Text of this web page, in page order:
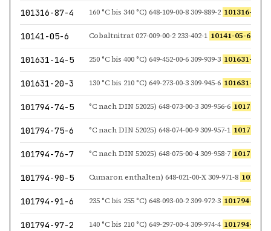
101316-87-4 160 °C bis 340 °C) 648-109-00-8 309-889-2 101316-87-4
10141-05-6 Cobaltnitrat 027-009-00-2 233-402-1 10141-05-6
101631-14-5 250 °C bis 400 °C) 649-452-00-6 309-939-3 101631-14-5
101631-20-3 130 °C bis 210 °C) 649-273-00-3 309-945-6 101631-20-3
101794-74-5 °C nach DIN 52025) 648-073-00-3 309-956-6 101794-
101794-75-6 °C nach DIN 52025) 648-074-00-9 309-957-1 101794-
101794-76-7 °C nach DIN 52025) 648-075-00-4 309-958-7 101794-
101794-90-5 Cumaron enthalten) 648-021-00-X 309-971-8
101794-91-6 235 °C bis 255 °C) 648-093-00-2 309-972-3 101794-91-6
101794-97-2 140 °C bis 210 °C) 649-297-00-4 309-974-4 101794-97-2